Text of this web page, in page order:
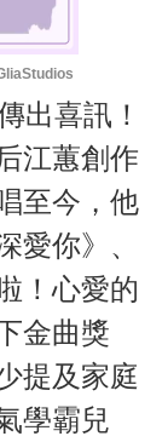
u
出喜訊！
江蕙創作
至今，他
愛你》、
！心愛的
金曲獎
提及家庭
學霸兒